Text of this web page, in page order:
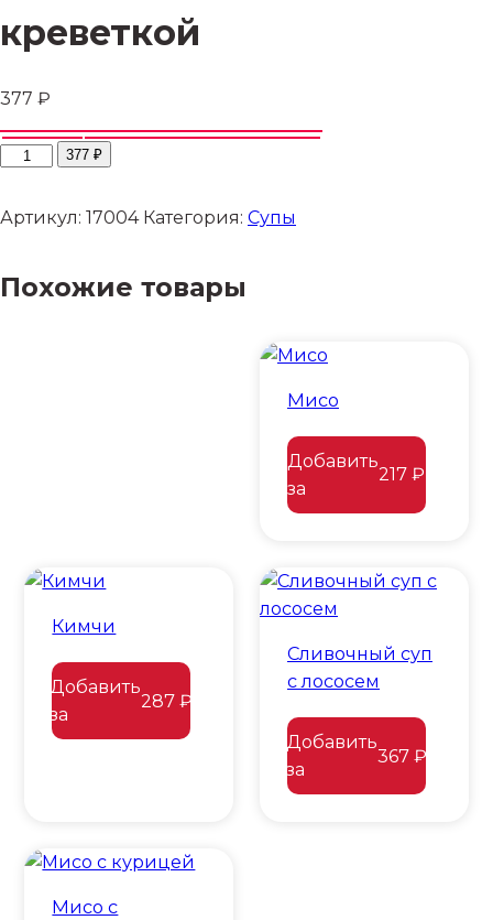
креветкой
377 ₽
Количество
Тайский
тигр.
377 ₽
Артикул: 17004 Категория: Супы
Похожие товары
Мисо
Добавить
за
217 ₽
Кимчи
Добавить
за
287 ₽
Сливочный суп
с лососем
Добавить
за
367 ₽
Мисо с